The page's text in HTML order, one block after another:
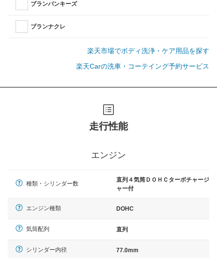
ブランバンキーズ
ブランナクレ
楽天市場でボディ洗浄・ケア用品を探す
楽天Carの洗車・コーテイング予約サービス
走行性能
エンジン
種類・シリンダー数
直列４気筒ＤＯＨＣターボチャージ
ャー付
エンジン種類 DOHC
気筒配列 直列
シリンダー内径 77.0mm